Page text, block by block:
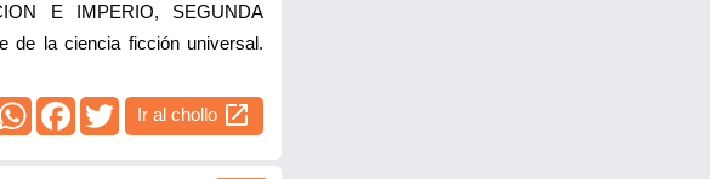
E IMPERIO, SEGUNDA
de la ciencia ficción universal.
Ir al chollo open_in_new